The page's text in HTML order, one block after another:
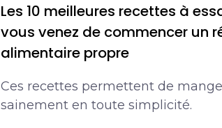
Les 10 meilleures recettes à
vous venez de commencer un
alimentaire propre
Ces recettes permettent de
sainement en toute simplicité.